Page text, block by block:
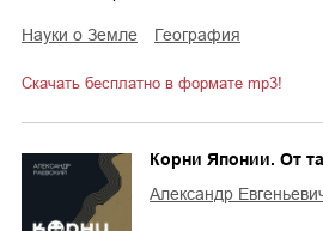
науки о Земле география
Скачать бесплатно в формате mp3!
Корни Японии. От
Александр